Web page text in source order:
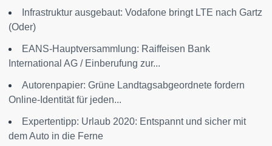
Infrastruktur ausgebaut: Vodafone bringt LTE nach Gartz
(Oder)
EANS-Hauptversammlung: Raiffeisen Bank
International AG / Einberufung zur...
Autorenpapier: Grüne Landtagsabgeordnete fordern
Online-Identität für jeden...
Expertentipp: Urlaub 2020: Entspannt und sicher mit
dem Auto in die Ferne